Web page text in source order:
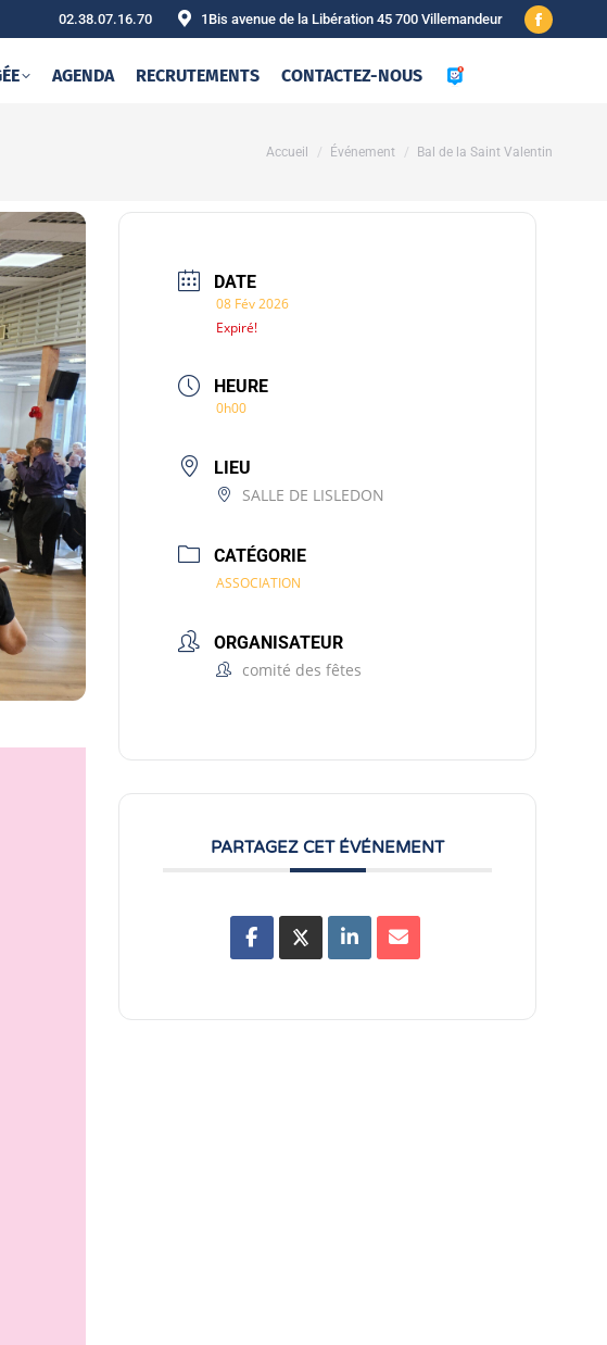
02.38.07.16.70 1Bis avenue de la Libération 45 700 Villemandeur
Facebook
new
AGENDA RECRUTEMENTS CONTACTEZ-NOUS
Vous êtes ici :
Accueil Événement Bal de la Saint Valentin
DATE
08 Fév 2026
Expiré!
HEURE
0h00
LIEU
SALLE DE LISLEDON
CATÉGORIE
ASSOCIATION
ORGANISATEUR
comité des fêtes
PARTAGEZ CET ÉVÉNEMENT